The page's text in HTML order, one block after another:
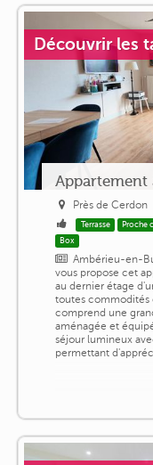
Découvrir les
Appartement
Près de Cerdon
Terrasse Proche
Box
Ambérieu-en-
vous propose cet
au dernier étage
toutes commodités
comprend une
aménagée et
séjour lumineux
permettant